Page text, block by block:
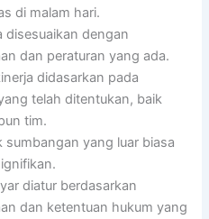
di malam hari.
disesuaikan dengan
dan peraturan yang ada.
didasarkan pada
telah ditentukan, baik
tim.
sumbangan yang luar biasa
diatur berdasarkan
dan ketentuan hukum yang